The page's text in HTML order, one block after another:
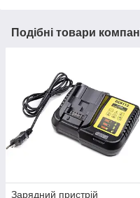
Подібні товари
Зарядний пристрій